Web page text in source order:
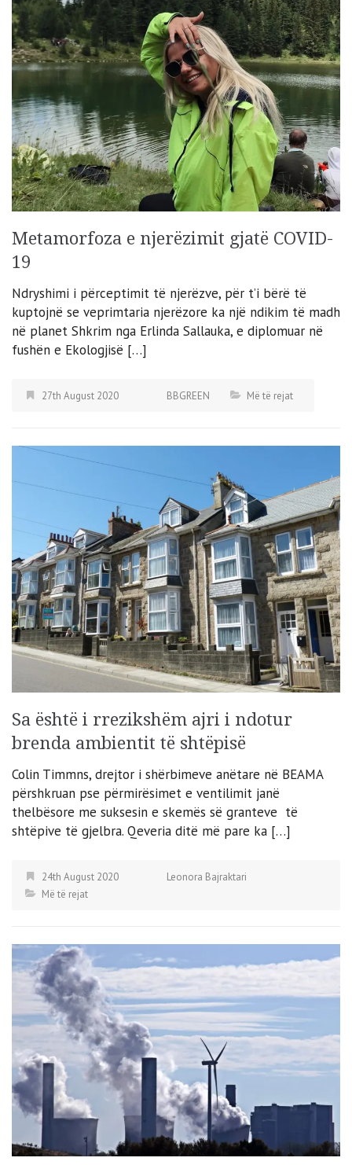
Metamorfoza e njerëzimit gjatë COVID-
19
Ndryshimi i përceptimit të njerëzve, për t’i bërë të
kuptojnë se veprimtaria njerëzore ka një ndikim të madh
në planet Shkrim nga Erlinda Sallauka, e diplomuar në
fushën e Ekologjisë […]
27th August 2020 BBGREEN Më të rejat
Sa është i rrezikshëm ajri i ndotur
brenda ambientit të shtëpisë
Colin Timmns, drejtor i shërbimeve anëtare në BEAMA
përshkruan pse përmirësimet e ventilimit janë
thelbësore me suksesin e skemës së granteve të
shtëpive të gjelbra. Qeveria ditë më pare ka […]
24th August 2020
Leonora Bajraktari
Më të rejat